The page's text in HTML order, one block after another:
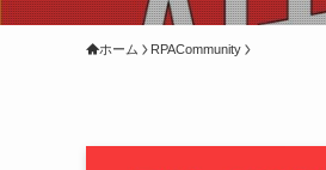
ホーム RPACommunity